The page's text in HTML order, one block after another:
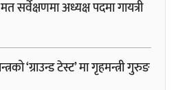
सर्वेक्षणमा अध्यक्ष पदमा गायत्री
‘ग्राउन्ड टेस्ट’ मा गृहमन्त्री गुरुङ